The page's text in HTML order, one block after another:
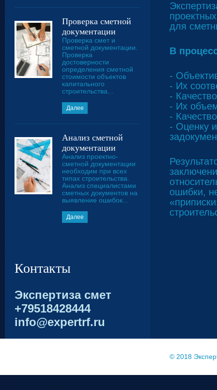
Проверка сметной
документации
Проверка смет и
сметной документации.
Проверка
достоверности
определения сметной
стоимости объектов
капитального
строительства...
Далее
Анализ сметной
документации
Анализ проектно-
сметной документации
необходим при всех
типах строительства.
Анализ специалистами
сметных документов на
выявление ошибок...
Далее
Контакты
Экспертиза смет
+79518428444
info@expertrf.ru
для
В
-
- Их
-
- Их
-
- Оценку
ошибки,
© 2018